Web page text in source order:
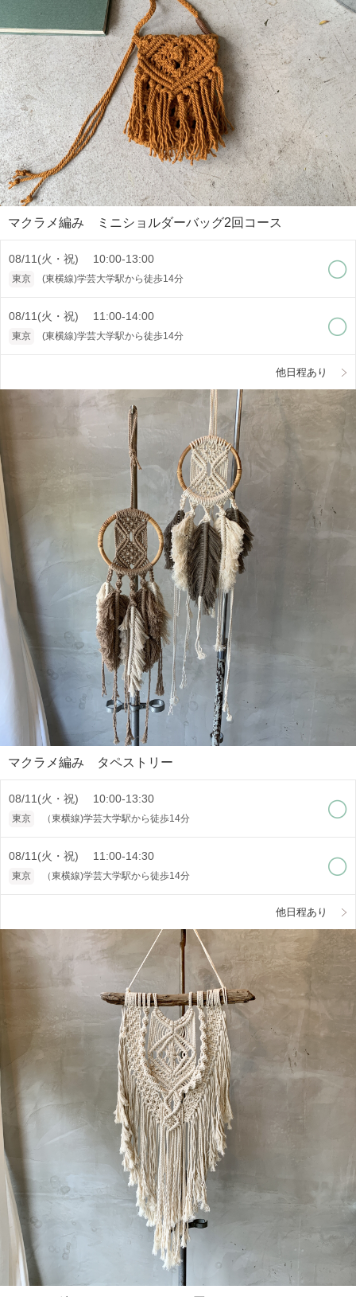
マクラメ編み ミニショルダーバッグ2回コース
08/11(火・祝) 10:00-13:00
東京 (東横線)学芸大学駅から徒歩14分
08/11(火・祝) 11:00-14:00
東京 (東横線)学芸大学駅から徒歩14分
他日程あり
マクラメ編み タペストリー
08/11(火・祝) 10:00-13:30
東京 （東横線)学芸大学駅から徒歩14分
08/11(火・祝) 11:00-14:30
東京 （東横線)学芸大学駅から徒歩14分
他日程あり